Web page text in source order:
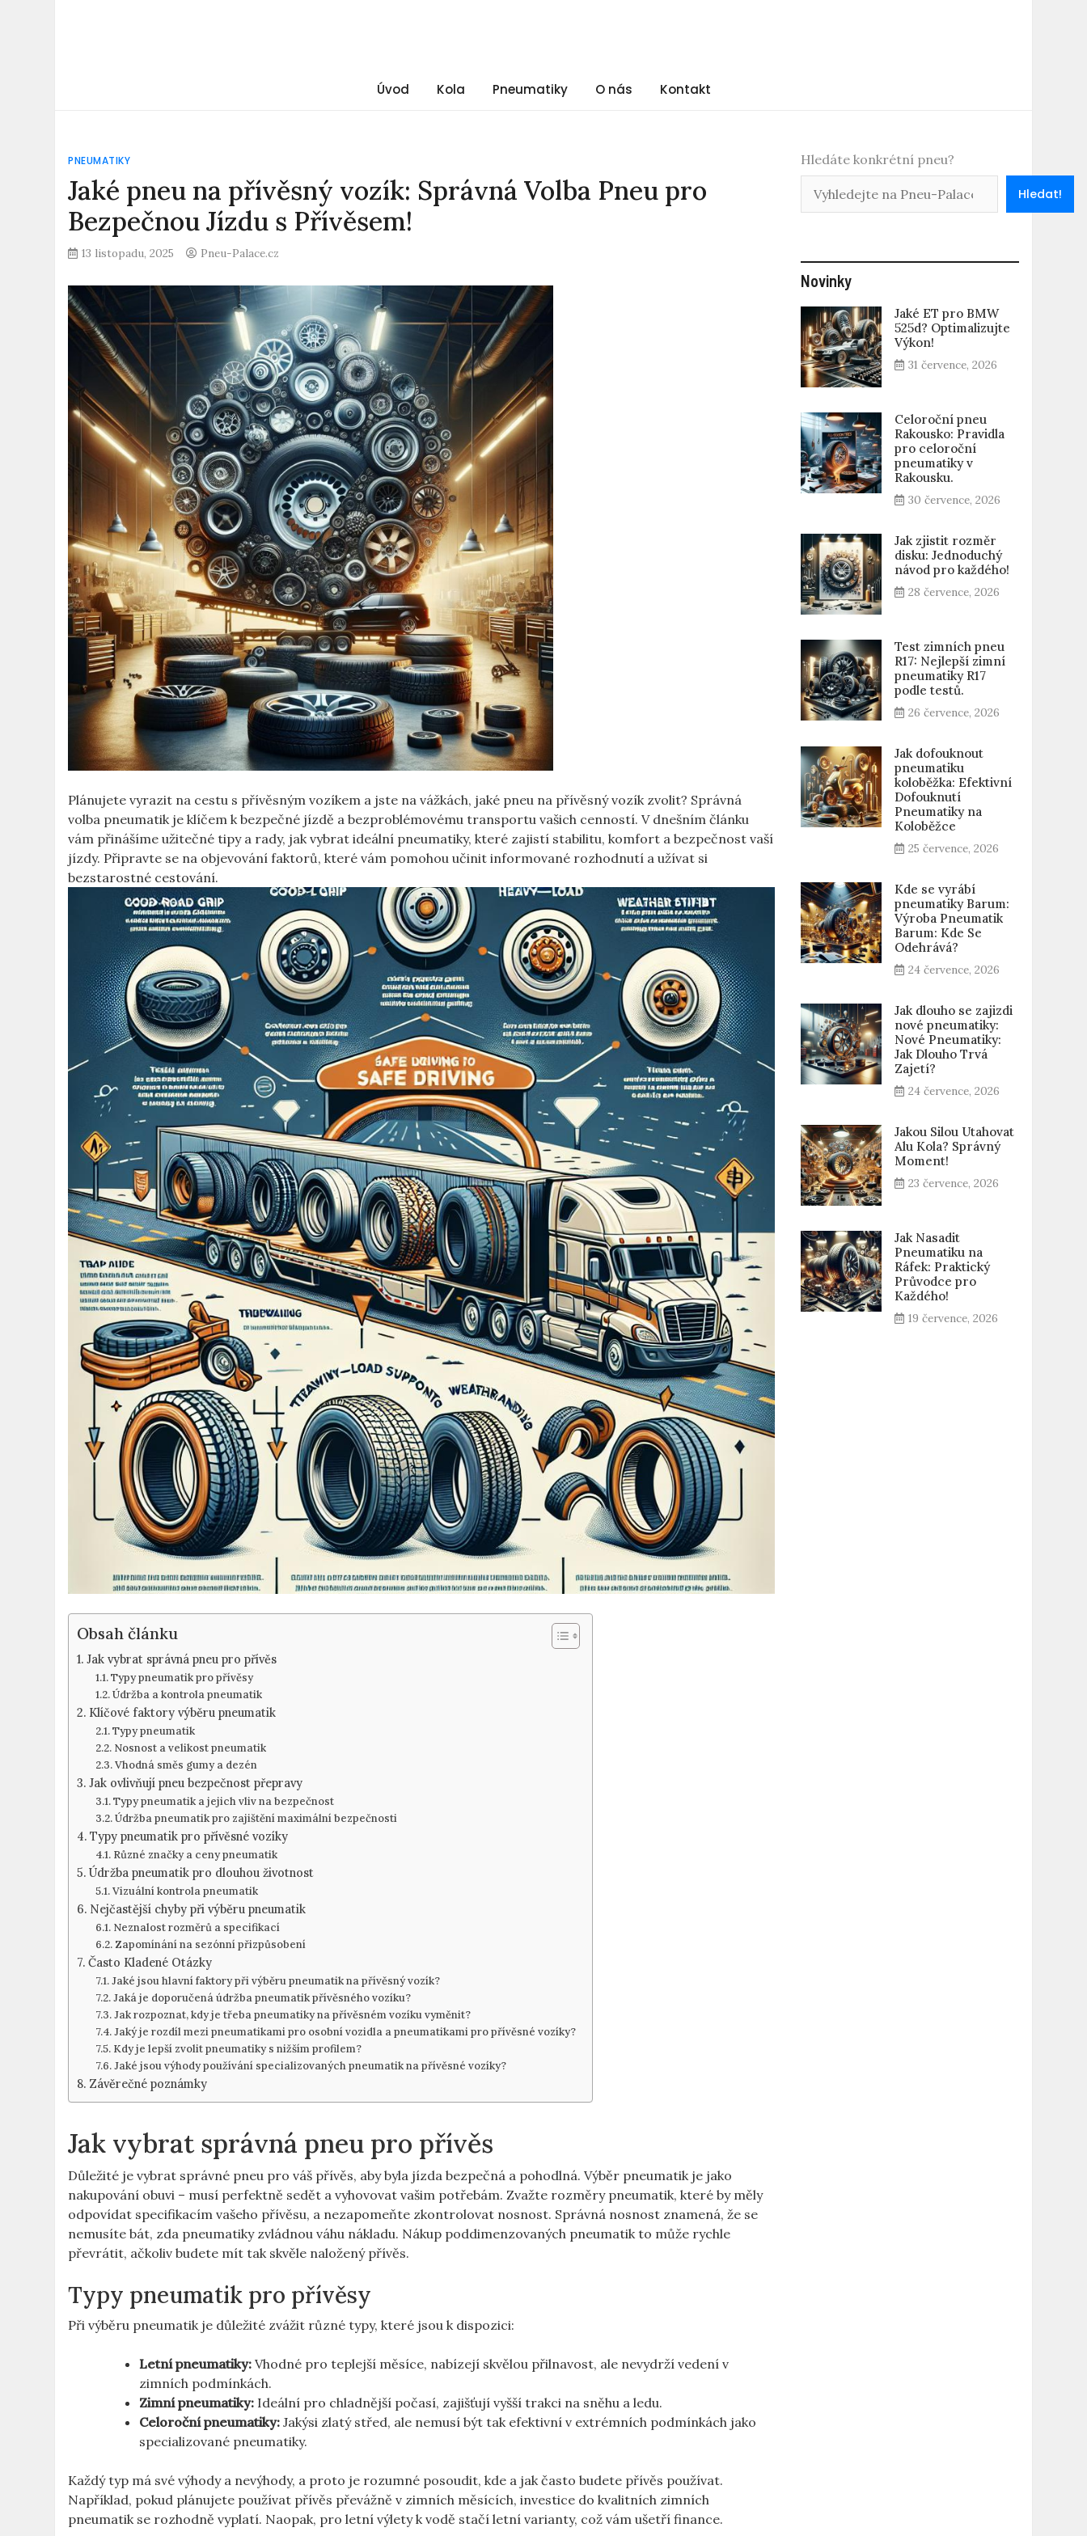
Úvod Kola Pneumatiky O nás Kontakt
PNEUMATIKY
Jaké pneu na přívěsný vozík: Správná Volba Pneu pro
Bezpečnou Jízdu s Přívěsem!
13 listopadu, 2025 Pneu-Palace.cz
Plánujete vyrazit na cestu s přívěsným vozíkem a jste na vážkách, jaké pneu na přívěsný vozík zvolit? Správná
volba pneumatik je klíčem k bezpečné jízdě a bezproblémovému transportu vašich cenností. V dnešním článku
vám přinášíme užitečné tipy a rady, jak vybrat ideální pneumatiky, které zajistí stabilitu, komfort a bezpečnost vaší
jízdy. Připravte se na objevování faktorů, které vám pomohou učinit informované rozhodnutí a užívat si
bezstarostné cestování.
Obsah článku
Jak vybrat správná pneu pro přívěs
Typy pneumatik pro přívěsy
Údržba a kontrola pneumatik
Klíčové faktory výběru pneumatik
Typy pneumatik
Nosnost a velikost pneumatik
Vhodná směs gumy a dezén
Jak ovlivňují pneu bezpečnost přepravy
Typy pneumatik a jejich vliv na bezpečnost
Údržba pneumatik pro zajištění maximální bezpečnosti
Typy pneumatik pro přívěsné vozíky
Různé značky a ceny pneumatik
Údržba pneumatik pro dlouhou životnost
Vizuální kontrola pneumatik
Nejčastější chyby při výběru pneumatik
Neznalost rozměrů a specifikací
Zapomínání na sezónní přizpůsobení
Často Kladené Otázky
Jaké jsou hlavní faktory při výběru pneumatik na přívěsný vozík?
Jaká je doporučená údržba pneumatik přívěsného vozíku?
Jak rozpoznat, kdy je třeba pneumatiky na přívěsném vozíku vyměnit?
Jaký je rozdíl mezi pneumatikami pro osobní vozidla a pneumatikami pro přívěsné vozíky?
Kdy je lepší zvolit pneumatiky s nižším profilem?
Jaké jsou výhody používání specializovaných pneumatik na přívěsné vozíky?
Závěrečné poznámky
Jak vybrat správná pneu pro přívěs
Důležité je vybrat správné pneu pro váš přívěs, aby byla jízda bezpečná a pohodlná. Výběr pneumatik je jako
nakupování obuvi – musí perfektně sedět a vyhovovat vašim potřebám. Zvažte rozměry pneumatik, které by měly
odpovídat specifikacím vašeho přívěsu, a nezapomeňte zkontrolovat nosnost. Správná nosnost znamená, že se
nemusíte bát, zda pneumatiky zvládnou váhu nákladu. Nákup poddimenzovaných pneumatik to může rychle
převrátit, ačkoliv budete mít tak skvěle naložený přívěs.
Typy pneumatik pro přívěsy
Při výběru pneumatik je důležité zvážit různé typy, které jsou k dispozici:
Letní pneumatiky: Vhodné pro teplejší měsíce, nabízejí skvělou přilnavost, ale nevydrží vedení v
zimních podmínkách.
Zimní pneumatiky: Ideální pro chladnější počasí, zajišťují vyšší trakci na sněhu a ledu.
Celoroční pneumatiky: Jakýsi zlatý střed, ale nemusí být tak efektivní v extrémních podmínkách jako
specializované pneumatiky.
Každý typ má své výhody a nevýhody, a proto je rozumné posoudit, kde a jak často budete přívěs používat.
Například, pokud plánujete používat přívěs převážně v zimních měsících, investice do kvalitních zimních
pneumatik se rozhodně vyplatí. Naopak, pro letní výlety k vodě stačí letní varianty, což vám ušetří finance.
Hledáte konkrétní pneu?
Hledat!
Novinky
Jaké ET pro BMW
525d? Optimalizujte
Výkon!
31 července, 2026
Celoroční pneu
Rakousko: Pravidla
pro celoroční
pneumatiky v
Rakousku.
30 července, 2026
Jak zjistit rozměr
disku: Jednoduchý
návod pro každého!
28 července, 2026
Test zimních pneu
R17: Nejlepší zimní
pneumatiky R17
podle testů.
26 července, 2026
Jak dofouknout
pneumatiku
koloběžka: Efektivní
Dofouknutí
Pneumatiky na
Koloběžce
25 července, 2026
Kde se vyrábí
pneumatiky Barum:
Výroba Pneumatik
Barum: Kde Se
Odehrává?
24 července, 2026
Jak dlouho se zajizdi
nové pneumatiky:
Nové Pneumatiky:
Jak Dlouho Trvá
Zajetí?
24 července, 2026
Jakou Silou Utahovat
Alu Kola? Správný
Moment!
23 července, 2026
Jak Nasadit
Pneumatiku na
Ráfek: Praktický
Průvodce pro
Každého!
19 července, 2026